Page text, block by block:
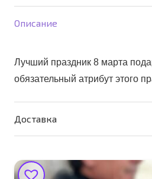
Описание
Лучший праздник 8 марта
обязательный атрибут этого
Доставка